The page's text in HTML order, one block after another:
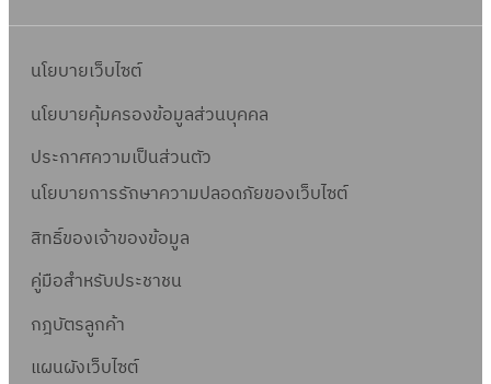
นโยบายเว็บไซต์
นโยบายคุ้มครองข้อมูลส่วนบุคคล
ประกาศความเป็นส่วนตัว
นโยบายการรักษาความปลอดภัยของเว็บไซต์
สิทธิ์ของเจ้าของข้อมูล
คู่มือสำหรับประชาชน
กฎบัตรลูกค้า
แผนผังเว็บไซต์